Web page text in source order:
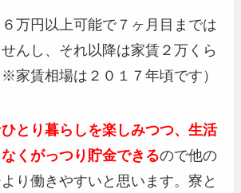
万円以上可能で７ヶ月目までは
んし、それ以降は家賃２万くら
家賃相場は２０１７年頃です）
とり暮らしを楽しみつつ、生活
くがっつり貯金できるので他の
り働きやすいと思います。寮と